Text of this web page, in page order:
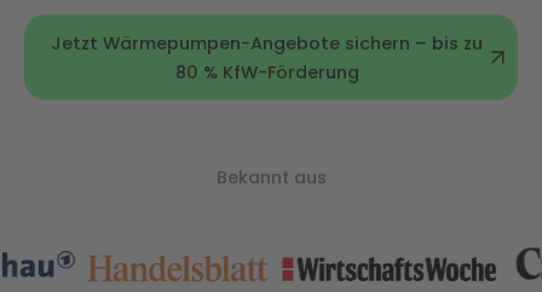
Jetzt Wärmepumpen-Angebote sichern – bis zu
80 % KfW-Förderung
Bekannt aus